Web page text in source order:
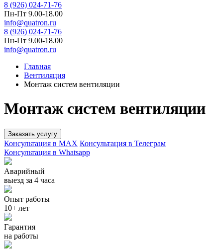
8 (926) 024-71-76
Пн-Пт 9.00-18.00
info@quatron.ru
8 (926) 024-71-76
Пн-Пт 9.00-18.00
info@quatron.ru
Главная
Вентиляция
Монтаж систем вентиляции
Монтаж систем вентиляции
Заказать услугу
Консультация в MAX Консультация в Телеграм
Консультация в Whatsapp
Аварийный
выезд за 4 часа
Опыт работы
10+ лет
Гарантия
на работы